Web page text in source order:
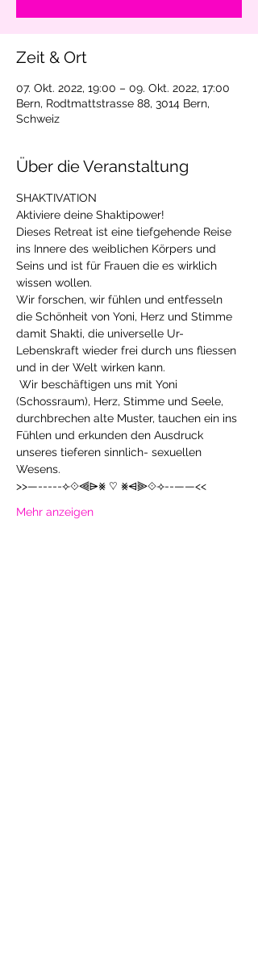
Zeit & Ort
07. Okt. 2022, 19:00 – 09. Okt. 2022, 17:00
Bern, Rodtmattstrasse 88, 3014 Bern,
Schweiz
Über die Veranstaltung
SHAKTIVATION
Aktiviere deine Shaktipower!
Dieses Retreat ist eine tiefgehende Reise
ins Innere des weiblichen Körpers und
Seins und ist für Frauen die es wirklich
wissen wollen.
Wir forschen, wir fühlen und entfesseln
die Schönheit von Yoni, Herz und Stimme
damit Shakti, die universelle Ur-
Lebenskraft wieder frei durch uns fliessen
und in der Welt wirken kann.
Wir beschäftigen uns mit Yoni
(Schossraum), Herz, Stimme und Seele,
durchbrechen alte Muster, tauchen ein ins
Fühlen und erkunden den Ausdruck
unseres tieferen sinnlich- sexuellen
Wesens.
>>—-----⟣⟐⫷⩥⨳ ♡ ⨳⩤⫸⟐⟢--——<<
Mehr anzeigen